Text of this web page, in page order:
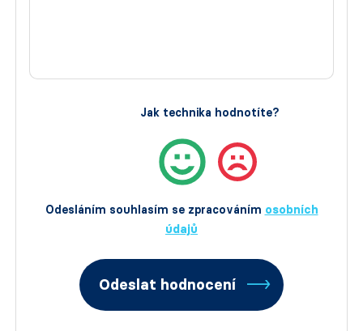
Odesláním souhlasím se zpracováním osobních
údajů
Jak technika hodnotíte?
Odeslat hodnocení